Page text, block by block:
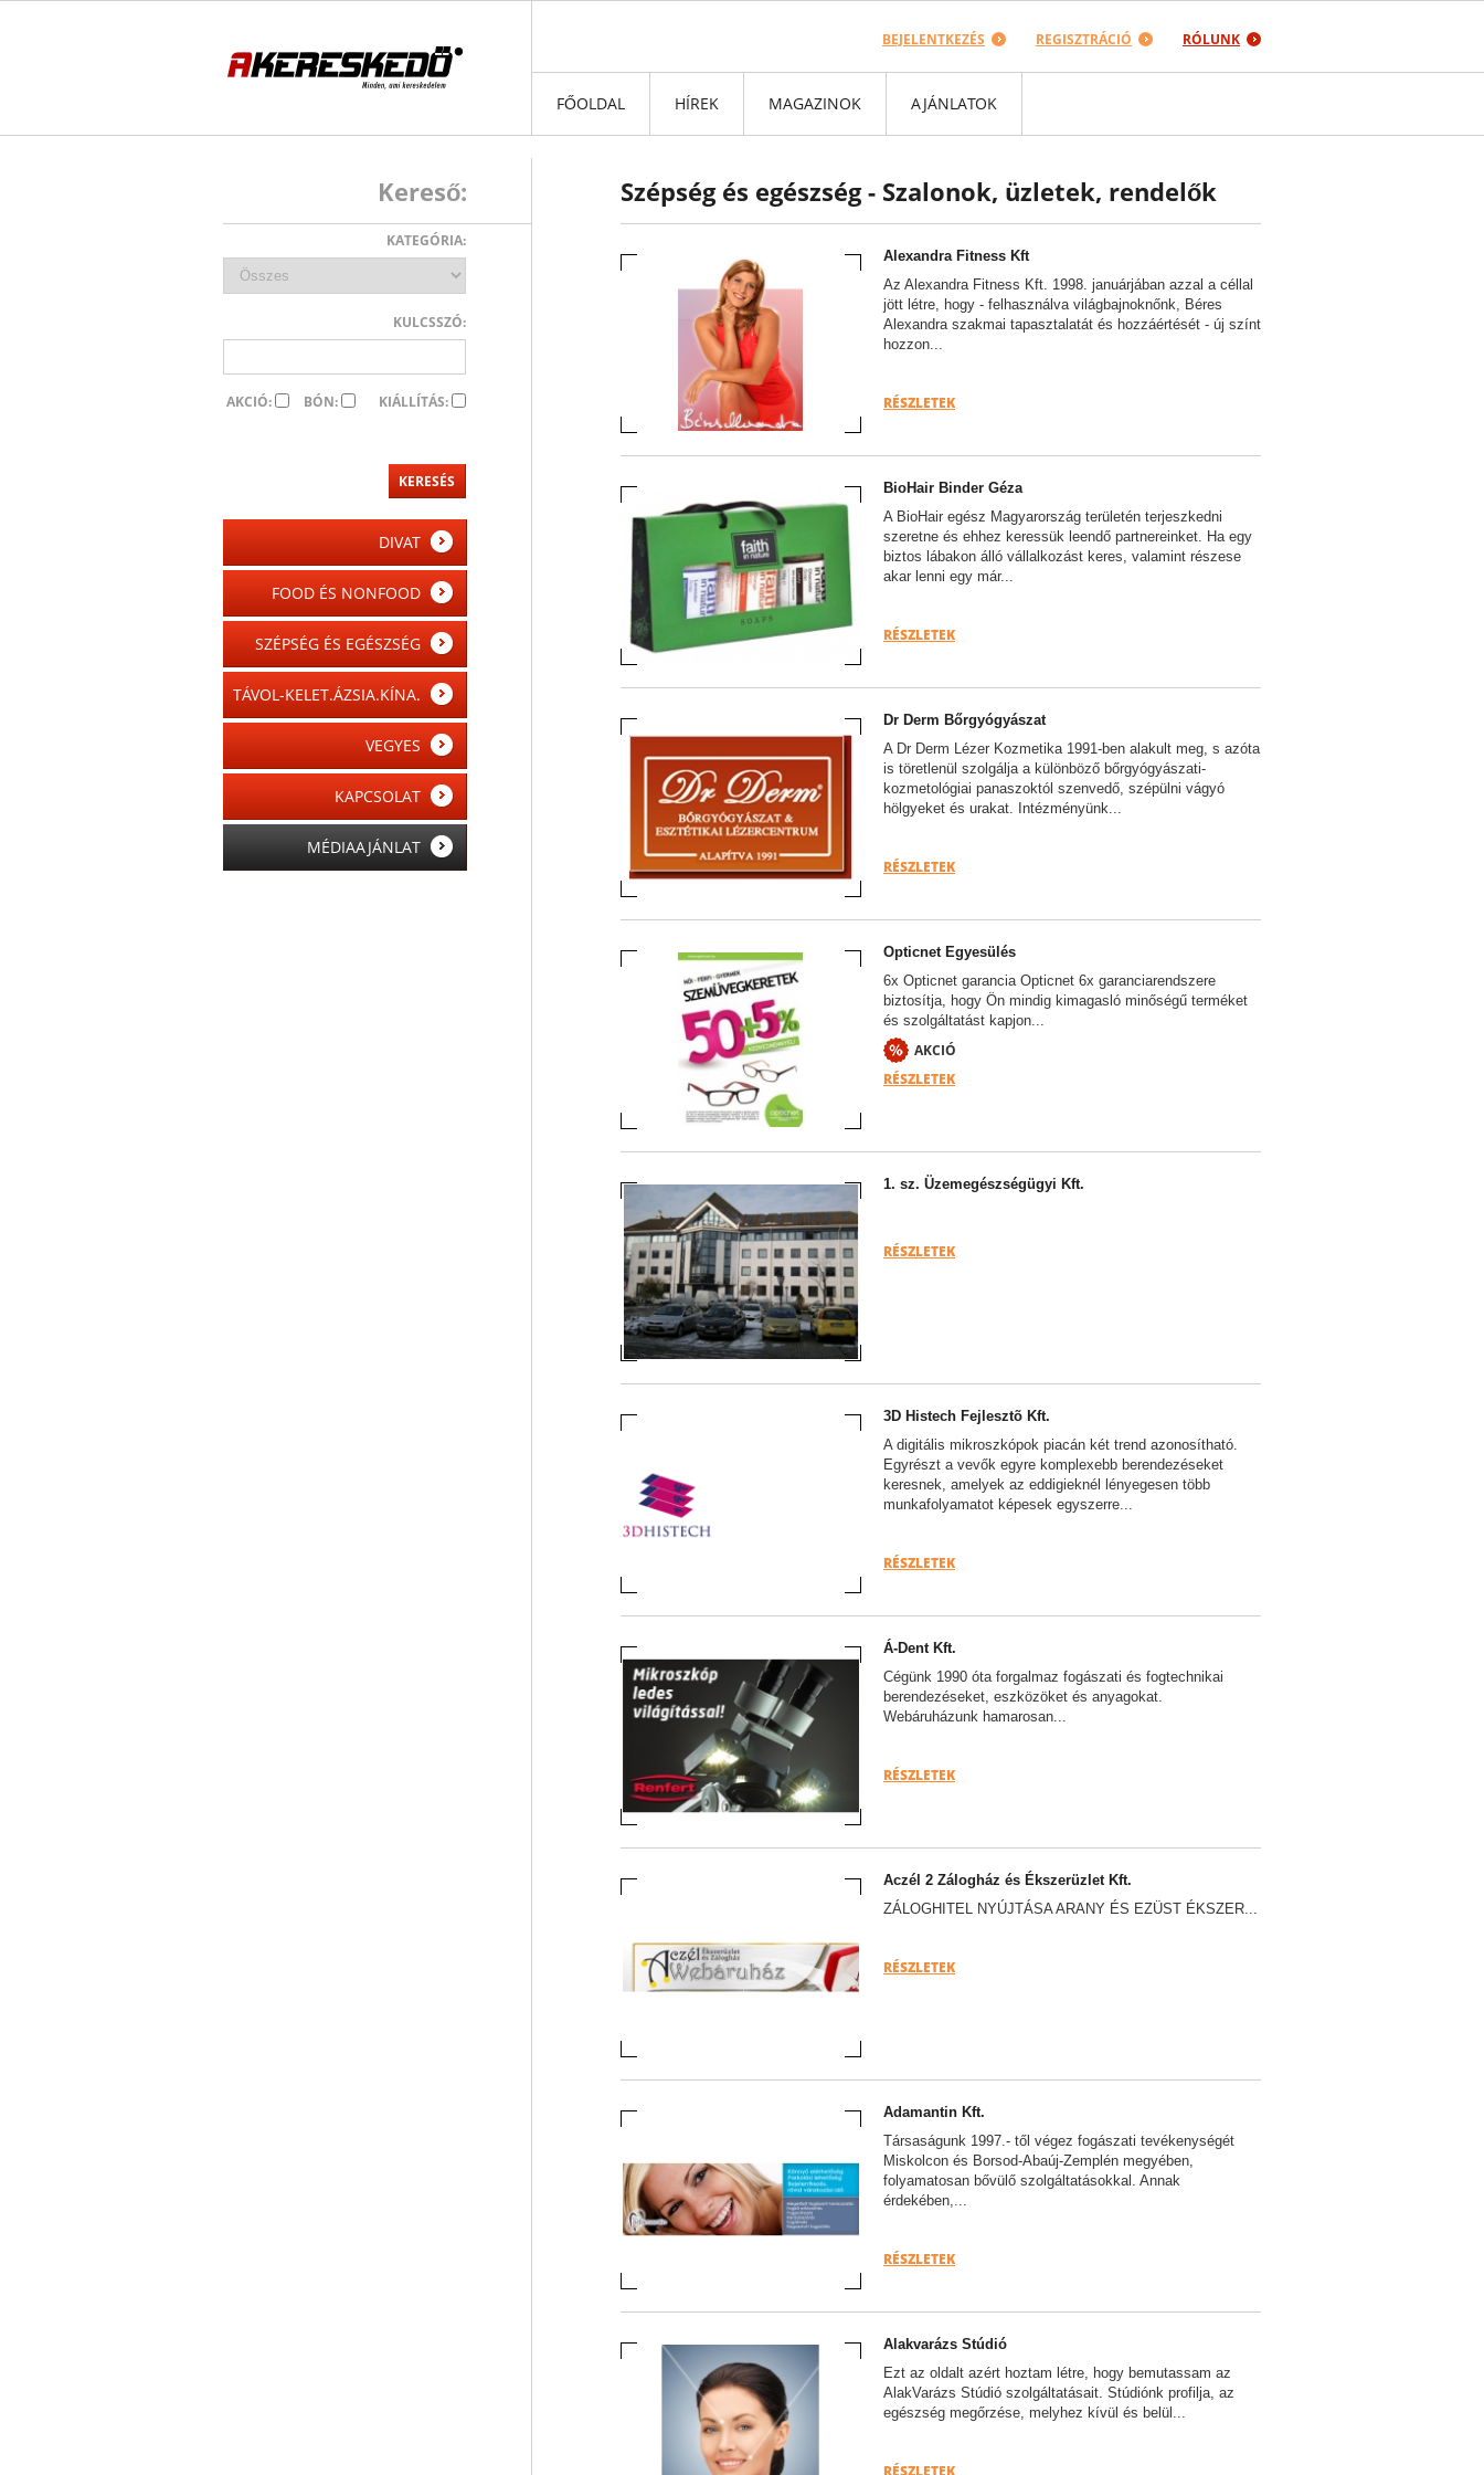
RÓLUNK
REGISZTRÁCIÓ
BEJELENTKEZÉS
FŐOLDAL HÍREK MAGAZINOK AJÁNLATOK
Szépség és egészség - Szalonok, üzletek, rendelők
Alexandra Fitness Kft
Az Alexandra Fitness Kft. 1998. januárjában azzal a céllal
jött létre, hogy - felhasználva világbajnoknőnk, Béres
Alexandra szakmai tapasztalatát és hozzáértését - új színt
hozzon...
RÉSZLETEK
BioHair Binder Géza
A BioHair egész Magyarország területén terjeszkedni
szeretne és ehhez keressük leendő partnereinket. Ha egy
biztos lábakon álló vállalkozást keres, valamint részese
akar lenni egy már...
RÉSZLETEK
Dr Derm Bőrgyógyászat
A Dr Derm Lézer Kozmetika 1991-ben alakult meg, s azóta
is töretlenül szolgálja a különböző bőrgyógyászati-
kozmetológiai panaszoktól szenvedő, szépülni vágyó
hölgyeket és urakat. Intézményünk...
RÉSZLETEK
Opticnet Egyesülés
6x Opticnet garancia Opticnet 6x garanciarendszere
biztosítja, hogy Ön mindig kimagasló minőségű terméket
és szolgáltatást kapjon...
AKCIÓ
RÉSZLETEK
1. sz. Üzemegészségügyi Kft.
RÉSZLETEK
3D Histech Fejlesztõ Kft.
A digitális mikroszkópok piacán két trend azonosítható.
Egyrészt a vevők egyre komplexebb berendezéseket
keresnek, amelyek az eddigieknél lényegesen több
munkafolyamatot képesek egyszerre...
RÉSZLETEK
Á-Dent Kft.
Cégünk 1990 óta forgalmaz fogászati és fogtechnikai
berendezéseket, eszközöket és anyagokat.
Webáruházunk hamarosan...
RÉSZLETEK
Aczél 2 Zálogház és Ékszerüzlet Kft.
ZÁLOGHITEL NYÚJTÁSA ARANY ÉS EZÜST ÉKSZER...
RÉSZLETEK
Adamantin Kft.
Társaságunk 1997.- től végez fogászati tevékenységét
Miskolcon és Borsod-Abaúj-Zemplén megyében,
folyamatosan bővülő szolgáltatásokkal. Annak
érdekében,...
RÉSZLETEK
Alakvarázs Stúdió
Ezt az oldalt azért hoztam létre, hogy bemutassam az
AlakVarázs Stúdió szolgáltatásait. Stúdiónk profilja, az
egészség megőrzése, melyhez kívül és belül...
RÉSZLETEK
Kereső:
KATEGÓRIA:
KULCSSZÓ:
AKCIÓ: BÓN: KIÁLLÍTÁS:
DIVAT
FOOD ÉS NONFOOD
SZÉPSÉG ÉS EGÉSZSÉG
TÁVOL-KELET.ÁZSIA.KÍNA.
VEGYES
KAPCSOLAT
MÉDIAAJÁNLAT